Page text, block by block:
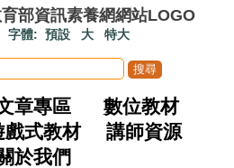
字體: 預設 大 特大
章專區
數位教材
戲式教材
講師資源
於我們